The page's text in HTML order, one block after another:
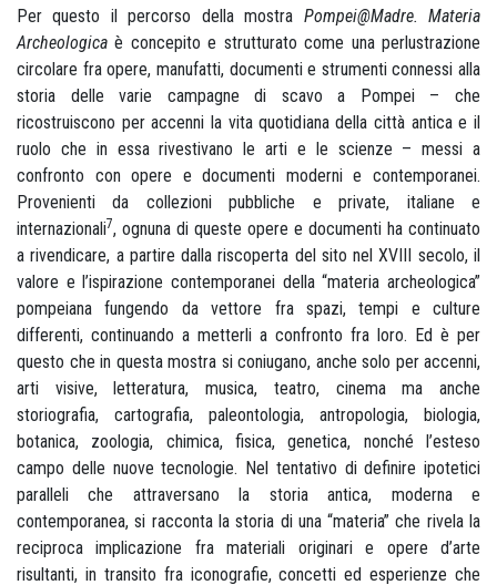
Per questo il percorso della mostra Pompei@Madre. Materia
Archeologicaè concepito e strutturato come una perlustrazione
circolare fra opere, manufatti, documenti e strumenti connessi alla
storia delle varie campagne di scavo a Pompei – che
ricostruiscono per accenni la vita quotidiana della città antica e il
ruolo che in essa rivestivano le arti e le scienze – messi a
confronto con opere e documenti moderni e contemporanei.
Provenienti da collezioni pubbliche e private, italiane e
internazionali7, ognuna di queste opere e documenti ha continuato
a rivendicare, a partire dalla riscoperta del sito nel XVIII secolo, il
valore e l’ispirazione contemporanei della “materia archeologica”
pompeiana fungendo da vettore fra spazi, tempi e culture
differenti, continuando a metterli a confronto fra loro. Ed è per
questo che in questa mostra si coniugano, anche solo per accenni,
arti visive, letteratura, musica, teatro, cinema ma anche
storiografia, cartografia, paleontologia, antropologia, biologia,
botanica, zoologia, chimica, fisica, genetica, nonché l’esteso
campo delle nuove tecnologie. Nel tentativo di definire ipotetici
paralleli che attraversano la storia antica, moderna e
contemporanea, si racconta la storia di una “materia” che rivela la
reciproca implicazione fra materiali originari e opere d’arte
risultanti, in transito fra iconografie, concetti ed esperienze che